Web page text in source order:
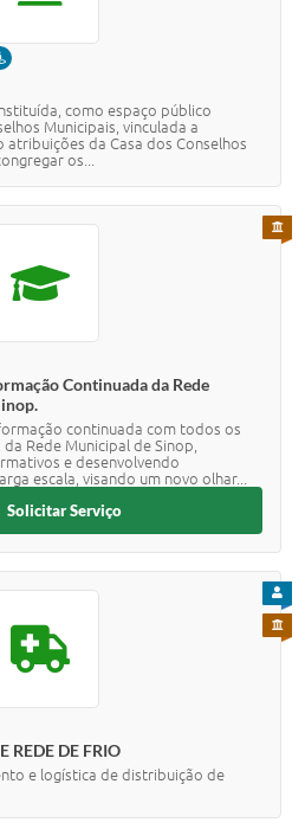
PRESENCIAL
como espaço público
Municipais, vinculada a
atribuições da Casa dos Conselhos
os...
Continuada da Rede
continuada com todos os
Rede Municipal de Sinop,
e desenvolvendo
escala, visando um novo olhar...
PARA
Solicitar Serviço
REDE DE FRIO
e logística de distribuição de
PARA